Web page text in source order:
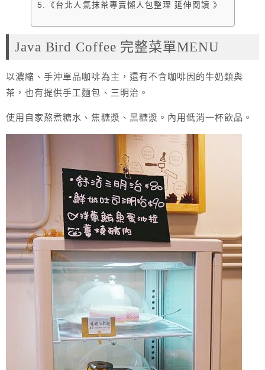
《台北人氣抹茶專賣懶人包整理 延伸閱讀 》
Java Bird Coffee 完整菜單MENU
以濃縮、手沖單品咖啡為主，還有不含咖啡因的牛奶類與
茶，也有提供手工麵包、三明治。
使用自家熬煮糖水、焦糖漿、黑糖漿。內用低消一杯飲品。